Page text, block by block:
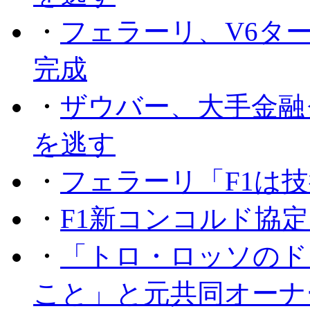
・ フェラーリ、V6タ
完成
・ ザウバー、大手金
を逃す
・ フェラーリ「F1は
・ F1新コンコルド協
・
「トロ・ロッソの
こと」と元共同オー